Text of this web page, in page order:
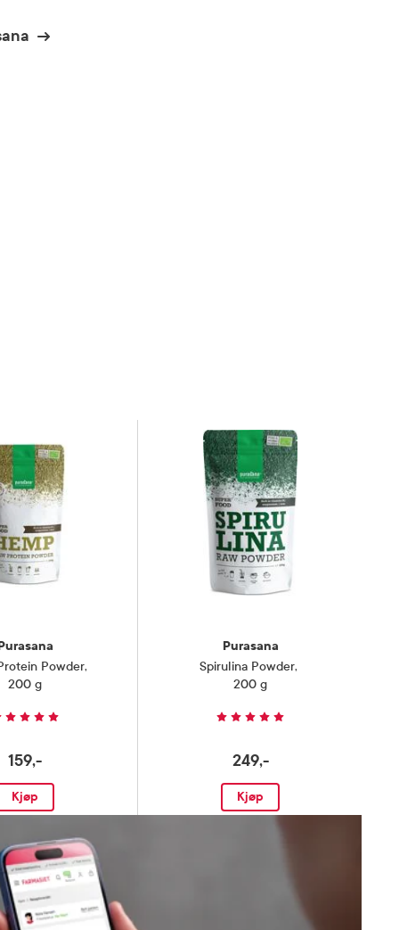
Powder,
200 g
159,-
Kjøp
Purasana
Spirulina Powder,
200 g
249,-
Kjøp